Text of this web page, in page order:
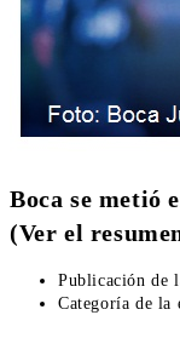
Boca se metió
(Ver el
Publicación de
Categoría de la